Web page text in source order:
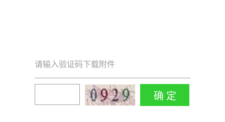
请输入验证码下载附件